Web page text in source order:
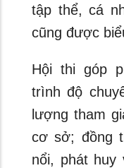
tập thể, cá
cũng được
Hội thi góp
trình độ
lượng tham
cơ sở; đồng
nổi, phát huy